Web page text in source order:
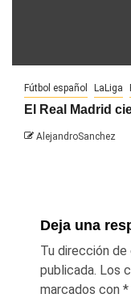
Fútbol español LaLiga
El Real Madrid
AlejandroSanchez
Deja una
Tu dirección
publicada. Los
marcados con *